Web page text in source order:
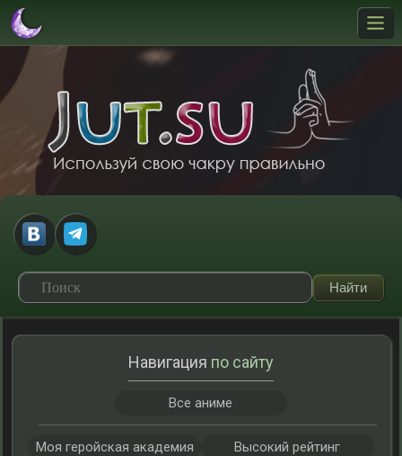
Навигация по сайту
Все аниме
Моя геройская академия
Высокий рейтинг